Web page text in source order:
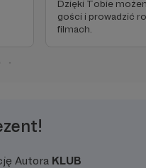
Dzięki Tobie
gości i prowadzić
filmach.
Autora KLUB